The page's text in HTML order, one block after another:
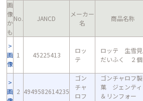
画
像
か
も
No. JANCD
メーカー
名
商品名称
画
像
1 45225413
ロッ
テ
ロッテ 生雪見
だいふく ２個
画 2 4949582614235
ゴン
チャ
ロフ
ゴンチャロフ製
菓 ジェンティ
＆リンフォー